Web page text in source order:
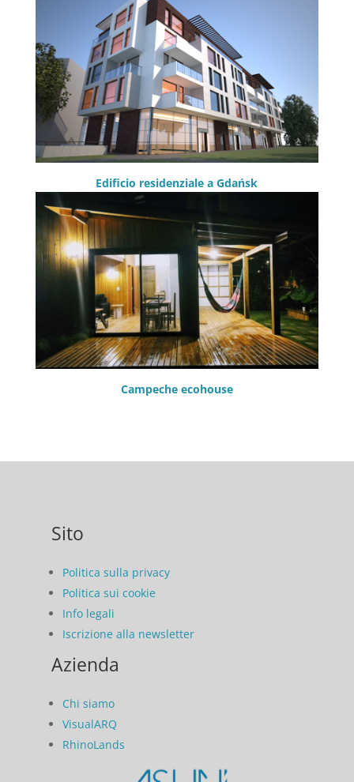
Edificio residenziale a Gdańsk
Campeche ecohouse
Sito
Politica sulla privacy
Politica sui cookie
Info legali
Iscrizione alla newsletter
Azienda
Chi siamo
VisualARQ
RhinoLands